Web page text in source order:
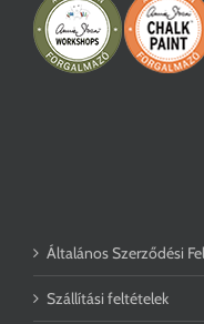
Általános Szerződési
Szállítási feltételek